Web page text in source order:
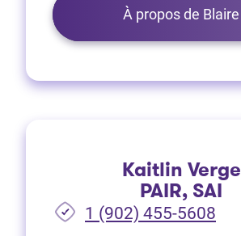
À propos de Blaire
Kaitlin Verge
PAIR, SAI
1 (902) 455-5608